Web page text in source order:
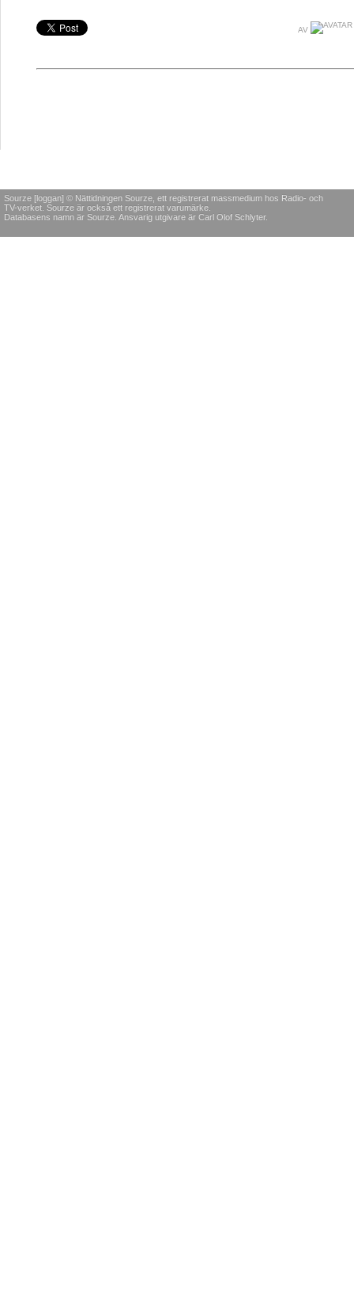
AV
Sourze [loggan] © Nättidningen Sourze, ett registrerat massmedium hos Radio- och
TV-verket. Sourze är också ett registrerat varumärke.
Databasens namn är Sourze. Ansvarig utgivare är Carl Olof Schlyter.